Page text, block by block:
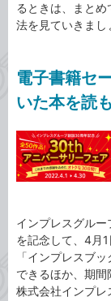
るときは、まと
法を見ていきまし
電子書籍セ
いた本を読
インプレスグル
を記念して、4月
「インプレスブ
できるほか、期間
株式会社インプレ